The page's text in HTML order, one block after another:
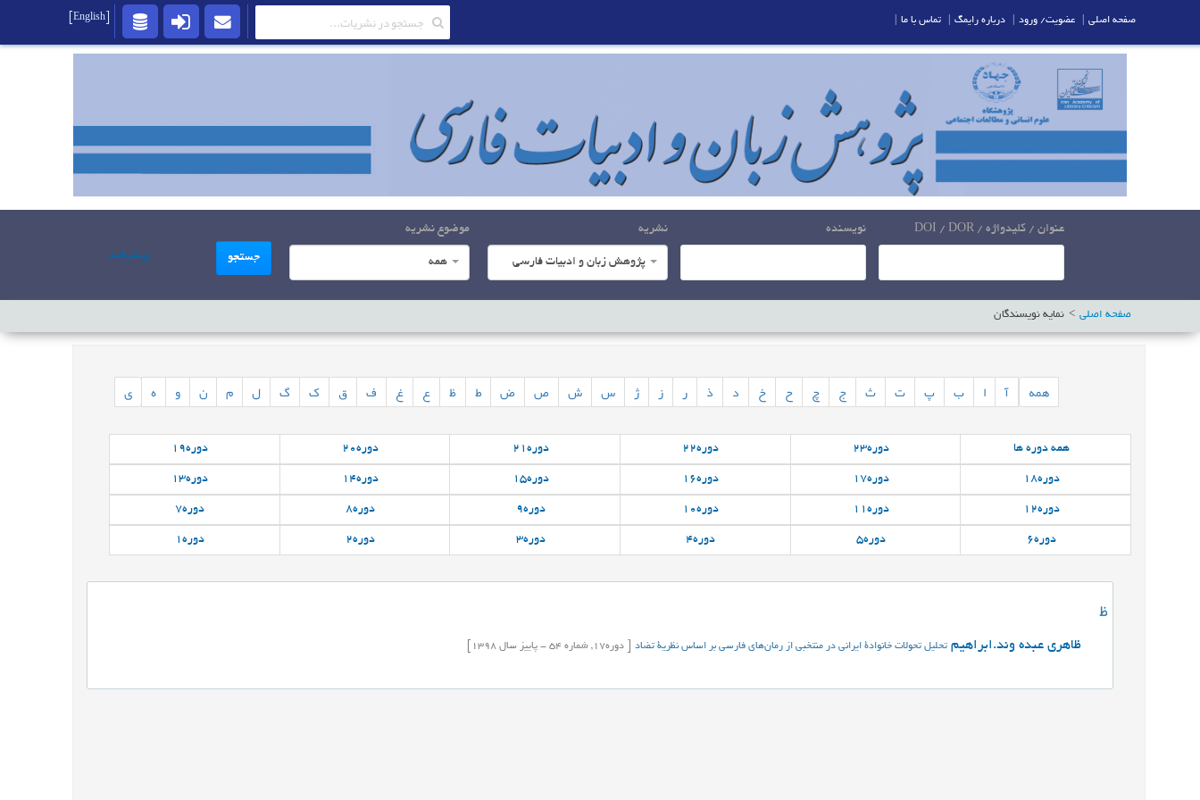
عنوان / کلیدواژه / DOI / DOR نویسنده نشریه
پژوهش زبان و ادبیات فارسی
موضوع نشریه
همه جستجو پیشرفته
صفحه اصلی نمایه نویسندگان
همه آ ا ب پ ت ث ج چ ح خ د ذ ر ز ژ س ش ص ض ط ظ ع غ ف ق ک گ ل م ن و ه ی
همه دوره ها دوره23 دوره22 دوره 21 دوره20 دوره19
دوره18 دوره17 دوره16 دوره15 دوره14 دوره13
دوره12 دوره11 دوره10 دوره9 دوره8 دوره7
دوره6 دوره5 دوره4 دوره3 دوره2 دوره1
ظ
ظاهری عبده وند.ابراهیم تحلیل تحولات خانوادۀ ایرانی در منتخبی از رمان‌های فارسی بر اساس نظریۀ تضاد دوره17, شماره - پاییز سال
صفحه اصلی عضویت/ ورود درباره رایمگ تماس با ما